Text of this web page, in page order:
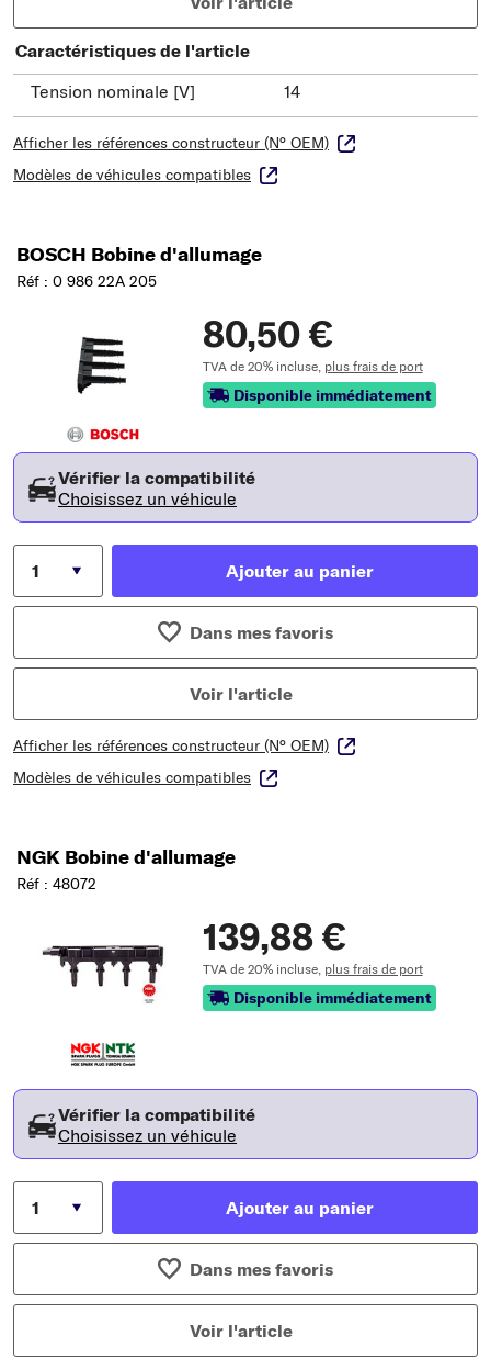
Caractéristiques de l'article
Tension nominale [V]
14
Afficher les références constructeur (N° OEM)
Modèles de véhicules compatibles
BOSCH Bobine d'allumage
Réf : 0 986 22A 205
80,50 €
TVA de 20% incluse, plus frais de port
Disponible immédiatement
Vérifier la compatibilité
Choisissez un véhicule
Ajouter au panier
Dans mes favoris
Voir l'article
Afficher les références constructeur (N° OEM)
Modèles de véhicules compatibles
NGK Bobine d'allumage
Réf : 48072
139,88 €
TVA de 20% incluse, plus frais de port
Disponible immédiatement
Vérifier la compatibilité
Choisissez un véhicule
Ajouter au panier
Dans mes favoris
Voir l'article